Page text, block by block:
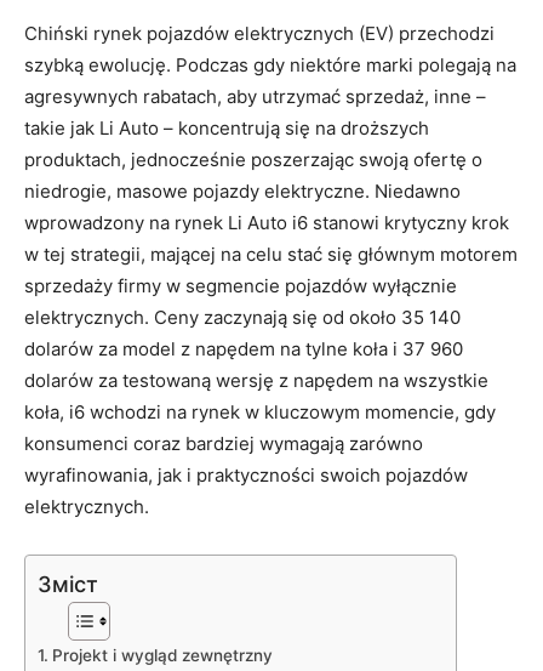
Chiński rynek pojazdów elektrycznych (EV) przechodzi
szybką ewolucję. Podczas gdy niektóre marki polegają na
agresywnych rabatach, aby utrzymać sprzedaż, inne –
takie jak Li Auto – koncentrują się na droższych
produktach, jednocześnie poszerzając swoją ofertę o
niedrogie, masowe pojazdy elektryczne. Niedawno
wprowadzony na rynek Li Auto i6 stanowi krytyczny krok
w tej strategii, mającej na celu stać się głównym motorem
sprzedaży firmy w segmencie pojazdów wyłącznie
elektrycznych. Ceny zaczynają się od około 35 140
dolarów za model z napędem na tylne koła i 37 960
dolarów za testowaną wersję z napędem na wszystkie
koła, i6 wchodzi na rynek w kluczowym momencie, gdy
konsumenci coraz bardziej wymagają zarówno
wyrafinowania, jak i praktyczności swoich pojazdów
elektrycznych.
Зміст
Projekt i wygląd zewnętrzny